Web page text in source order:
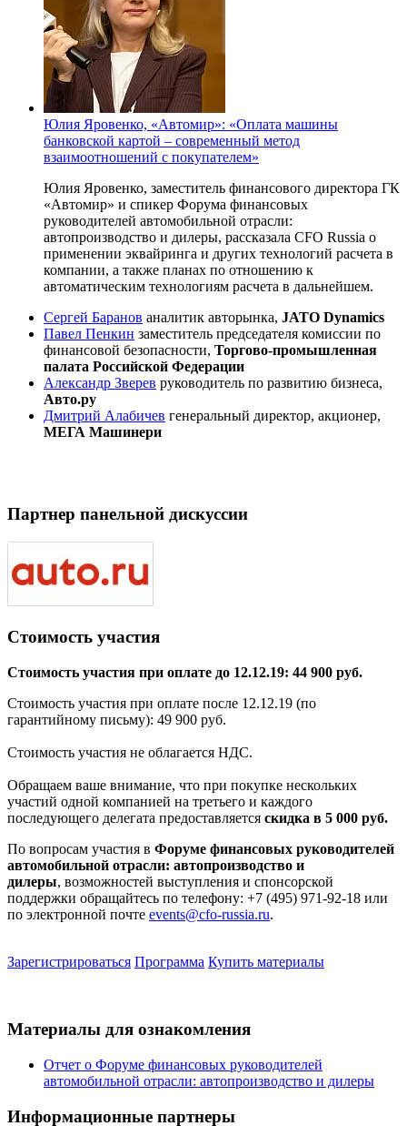
Юлия Яровенко, «Автомир»: «Оплата машины
банковской картой – современный метод
взаимоотношений с покупателем»
Юлия Яровенко, заместитель финансового директора ГК
«Автомир» и спикер Форума финансовых
руководителей автомобильной отрасли:
автопроизводство и дилеры, рассказала CFO Russia о
применении эквайринга и других технологий расчета в
компании, а также планах по отношению к
автоматическим технологиям расчета в дальнейшем.
Сергей Баранов аналитик авторынка, JATO Dynamics
Павел Пенкин заместитель председателя комиссии по
финансовой безопасности, Торгово-промышленная
палата Российской Федерации
Александр Зверев руководитель по развитию бизнеса,
Авто.ру
Дмитрий Алабичев генеральный директор, акционер,
МЕГА Машинери
Партнер панельной дискуссии
Стоимость участия
Стоимость участия при оплате до 12.12.19: 44 900 руб.
Стоимость участия при оплате после 12.12.19 (по
гарантийному письму): 49 900 руб.
Стоимость участия не облагается НДС.
Обращаем ваше внимание, что при покупке нескольких
участий одной компанией на третьего и каждого
последующего делегата предоставляется скидка в 5 000 руб.
По вопросам участия в Форуме финансовых руководителей
автомобильной отрасли: автопроизводство и
дилеры, возможностей выступления и спонсорской
поддержки обращайтесь по телефону: +7 (495) 971-92-18 или
по электронной почте events@cfo-russia.ru.
Зарегистрироваться Программа Купить материалы
Материалы для ознакомления
Отчет о Форуме финансовых руководителей
автомобильной отрасли: автопроизводство и дилеры
Информационные партнеры